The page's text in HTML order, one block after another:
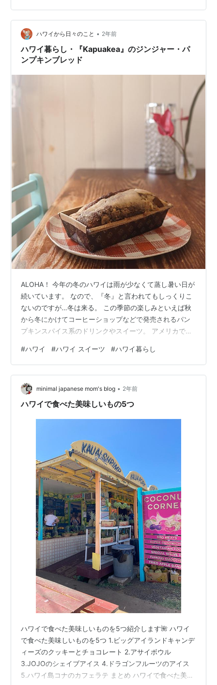
～22時 祝・土日 9時～22時 駐車場 店前に大型駐車場あ
り コナズ珈琲津藤方 - Google マップ こちらのアサイ…
ハワイから日々のこと • 2年前
ハワイ暮らし・『Kapuakea』のジンジャー・パ
ンプキンブレッド
ALOHA！ 今年の冬のハワイは雨が少なくて蒸し暑い日が
続いています。 なので、『冬』と言われてもしっくりこ
ないのですが…冬は来る。 この季節の楽しみといえば秋
から冬にかけてコーヒーショップなどで発売されるパン
プキンスパイス系のドリンクやスイーツ。 アメリカでは
した。 冬の味、ジンジャー・パンプキンブレッド。 私は
ハワイに移住するまでアメリカのスパイスの効いたケー
キを口にしたことがなかったので、初めてスパイス系の
ケーキを食べた時はパンチのある味に驚きましが慣れる
とシナモンや生姜のスパイス味が癖になって今では大好
#ハワイ #ハワイ スイーツ #ハワイ暮らし
minimal japanese mom's blog • 2年前
ハワイで食べた美味しいもの5つ
ハワイで食べた美味しいものを5つ紹介します🌺 ハワイ
で食べた美味しいものを5つ 1.ビッグアイランドキャンデ
ィーズのクッキーとチョコレート 2.アサイボウル
3.JOJOのシェイブアイス 4.ドラゴンフルーツのアイス
5.ハワイ島コナのカフェラテ まとめ ハワイで食べた美味